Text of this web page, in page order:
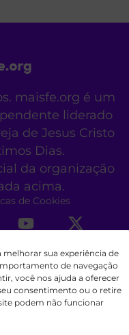
sua experiência de
de navegação
você nos ajuda a oferecer
consentimento ou o retire
podem não funcionar
maisfe.org é um
liderado
de Jesus Cristo
Dias.
da organização
acima.
de Cookies